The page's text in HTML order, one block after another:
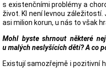
s existenčními problémy a
život. KI není levnou záležitostí.
asi milion korun, u nás to však
Mohl byste shrnout některé
u malých neslyšících dětí? A co
Existují samozřejmě i pozitivní